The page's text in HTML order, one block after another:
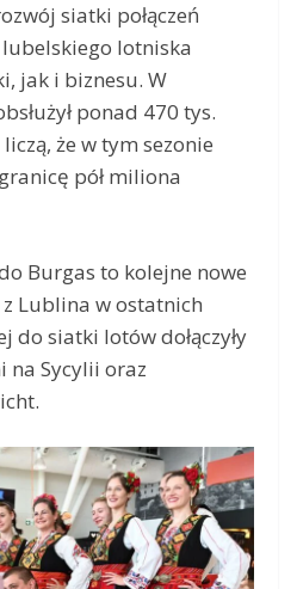
siatki połączeń
lotniska
jak i biznesu. W
ponad 470 tys.
że w tym sezonie
pół miliona
Burgas to kolejne nowe
z Lublina w ostatnich
do siatki lotów dołączyły
na Sycylii oraz